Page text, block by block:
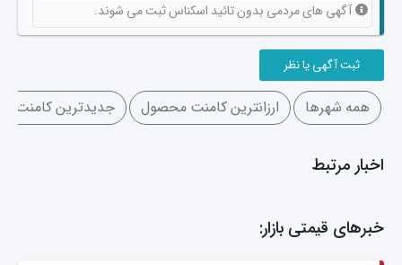
آگهی های مردمی بدون تائید اسکناس ثبت می شوند.
ثبت آگهی یا نظر
همه شهرها ارزانترین کامنت محصول جدیدترین کامنت
اخبار مرتبط
خبرهای قیمتی بازار: